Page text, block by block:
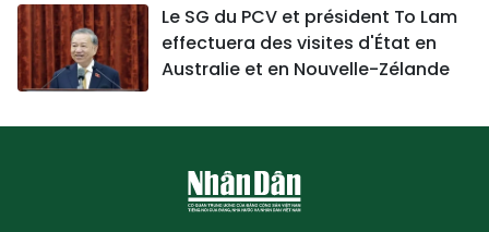
Le SG du PCV et président To Lam
effectuera des visites d'État en
Australie et en Nouvelle-Zélande